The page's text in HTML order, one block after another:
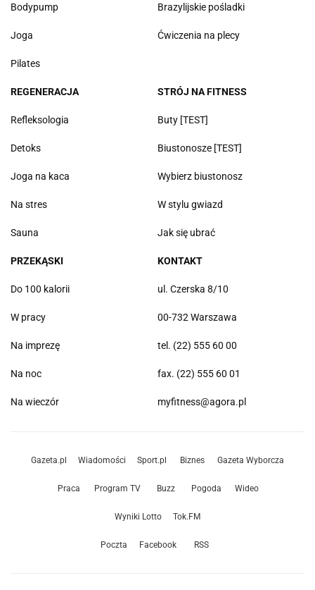
Bodypump
Joga
Pilates
Brazylijskie pośladki
Ćwiczenia na plecy
REGENERACJA
Refleksologia
Detoks
Joga na kaca
Na stres
Sauna
STRÓJ NA FITNESS
Buty [TEST]
Biustonosze [TEST]
Wybierz biustonosz
W stylu gwiazd
Jak się ubrać
PRZEKĄSKI
Do 100 kalorii
W pracy
Na imprezę
Na noc
Na wieczór
KONTAKT
ul. Czerska 8/10
00-732 Warszawa
tel. (22) 555 60 00
fax. (22) 555 60 01
myfitness@agora.pl
Gazeta.pl Wiadomości Sport.pl Biznes Gazeta Wyborcza
Praca Program TV Buzz Pogoda Wideo
Wyniki Lotto Tok.FM
Poczta Facebook RSS